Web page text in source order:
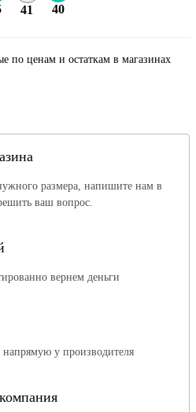
41 40
по ценам и остаткам в магазинах
размера, напишите нам в
ваш вопрос.
вернем деньги
напрямую у производителя